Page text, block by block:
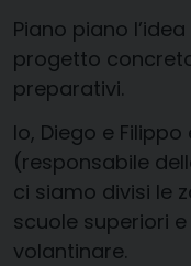
Piano piano
progetto
preparativi.
Io, Diego e
(responsabile
ci siamo divisi le
scuole superiori
volantinare.